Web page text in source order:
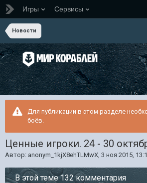
Игры Сервисы
Новости
Для публикации в этом разделе
боёв.
Ценные игроки. 24 - 30
Автор: anonym_1kjX8ehTLMwX, 3 ноя 2015,
В этой теме 132 комментария